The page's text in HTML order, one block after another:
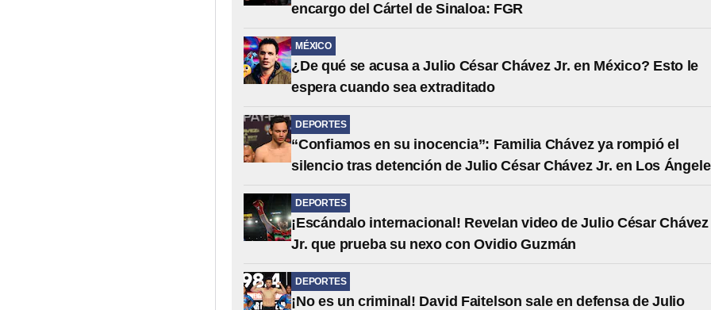
encargo del Cártel de Sinaloa: FGR
MÉXICO
¿De qué se acusa a Julio César Chávez Jr. en México? Esto le
espera cuando sea extraditado
DEPORTES
“Confiamos en su inocencia”: Familia Chávez ya rompió el
silencio tras detención de Julio César Chávez Jr. en Los
DEPORTES
¡Escándalo internacional! Revelan video de Julio César Chávez
Jr. que prueba su nexo con Ovidio Guzmán
DEPORTES
¡No es un criminal! David Faitelson sale en defensa de Julio